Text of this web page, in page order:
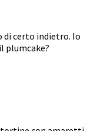
di certo indietro. Io
plumcake?